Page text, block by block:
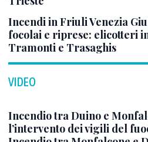
Incendi in Friuli Venezia
focolai e riprese: elicotteri
Tramonti e Trasaghis
VIDEO
Incendio tra Duino e
l’intervento dei vigili del